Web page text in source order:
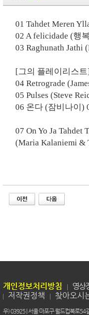
01 Tahdet Meren
02 A felicidade (행
03 Raghunath Jathi
[그의 플레이리스트
04 Retrograde
05 Pulses (Steve
06 온다(잠비나이)
07 On Yo Ja Tahdet
(Maria Kalaniemi &
개인정보처리방침 영상
저작권정책
찾아오시
우) 03925 | 서울 마포구 월드컵북로